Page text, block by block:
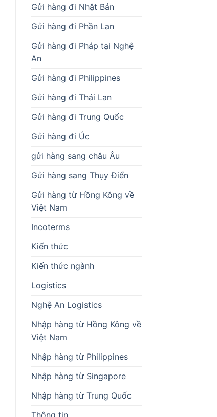
Gửi hàng đi Nhật Bản
Gửi hàng đi Phần Lan
Gửi hàng đi Pháp tại Nghệ
An
Gửi hàng đi Philippines
Gửi hàng đi Thái Lan
Gửi hàng đi Trung Quốc
Gửi hàng đi Úc
gửi hàng sang châu Âu
Gửi hàng sang Thụy Điển
Gửi hàng từ Hồng Kông về
Việt Nam
Incoterms
Kiến thức
Kiến thức ngành
Logistics
Nghệ An Logistics
Nhập hàng từ Hồng Kông về
Việt Nam
Nhập hàng từ Philippines
Nhập hàng từ Singapore
Nhập hàng từ Trung Quốc
Thông tin